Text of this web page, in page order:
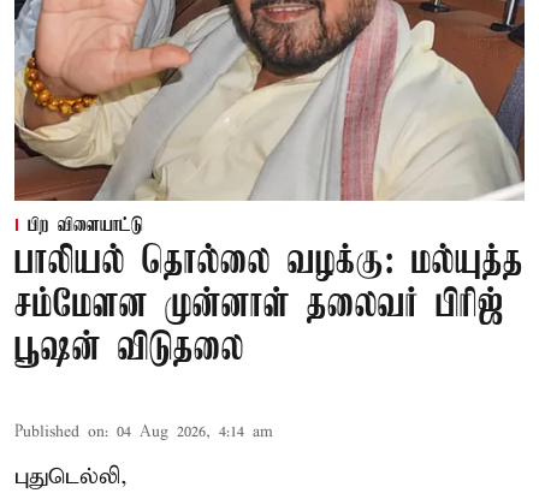
பிற விளையாட்டு
பாலியல் தொல்லை வழக்கு: மல்யுத்த
சம்மேளன முன்னாள் தலைவர் பிரிஜ்
பூஷன் விடுதலை
Published on: 04 Aug 2026, 4:14 am
புதுடெல்லி,